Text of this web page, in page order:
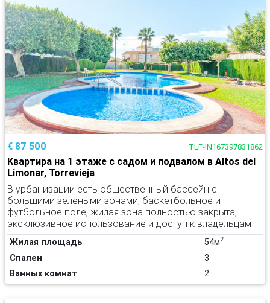
€ 87 500 TLF-IN167397831862
Квартира на 1 этаже с садом и подвалом в Altos del
Limonar, Torrevieja
В урбанизации есть общественный бассейн с
большими зелеными зонами, баскетбольное и
футбольное поле, жилая зона полностью закрыта,
эксклюзивное использование и доступ к владельцам
Жилая площадь 54м2
Спален
3
Ванных комнат
2